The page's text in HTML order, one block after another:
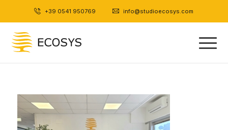
+39 0541 950769 info@studioecosys.com